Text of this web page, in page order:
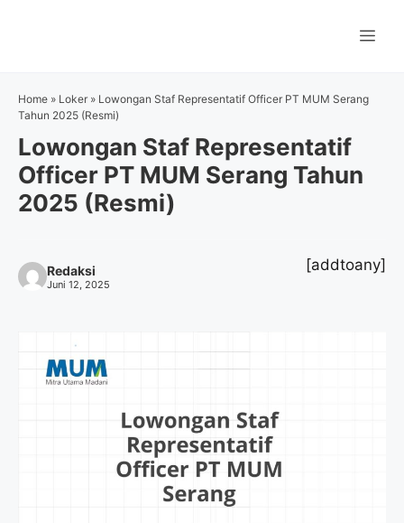
Home » Loker » Lowongan Staf Representatif Officer PT MUM Serang
Tahun 2025 (Resmi)
Lowongan Staf Representatif
Officer PT MUM Serang Tahun
2025 (Resmi)
Redaksi
Juni 12, 2025
[addtoany]